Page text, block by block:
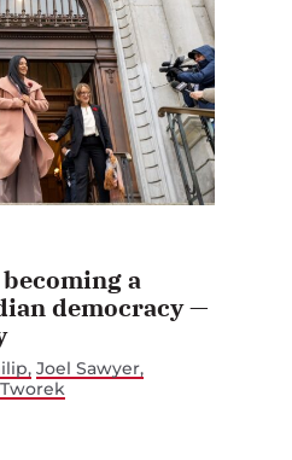
a
democracy —
Joel Sawyer